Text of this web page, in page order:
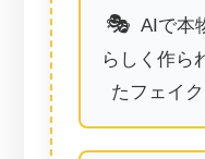
🎭 AIで本
らしく作ら
たフェイク